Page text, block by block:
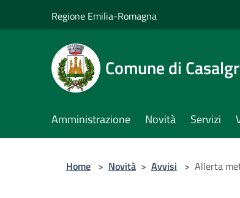
Regione Emilia-Romagna
Comune di
Amministrazione Novità Servizi
Home > Novità > Avvisi > Allerta